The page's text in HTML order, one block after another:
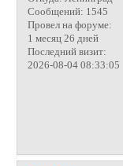
Сообщений: 1545
Провел на форуме:
1 месяц 26 дней
Последний визит:
2026-08-04 08:33:05